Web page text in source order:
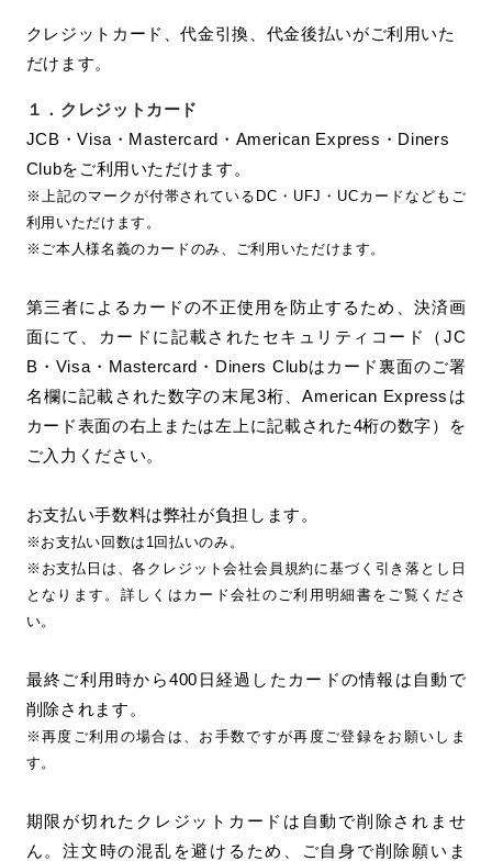
クレジットカード、代金引換、代金後払いがご利用いた
だけます。
１． クレジットカード
JCB・Visa・Mastercard・American Express・Diners
Clubをご利用いただけます。
※上記のマークが付帯されているDC・UFJ・UCカードなどもご
利用いただけます。
※ご本人様名義のカードのみ、ご利用いただけます。
第三者によるカードの不正使用を防止するため、決済画
面にて、カードに記載されたセキュリティコード（JC
B・Visa・Mastercard・Diners Clubはカード裏面のご署
名欄に記載された数字の末尾3桁、American Expressは
カード表面の右上または左上に記載された4桁の数字）を
ご入力ください。
お支払い手数料は弊社が負担します。
※お支払い回数は1回払いのみ。
※お支払日は、各クレジット会社会員規約に基づく引き落とし日
となります。詳しくはカード会社のご利用明細書をご覧くださ
い。
最終ご利用時から400日経過したカードの情報は自動で
削除されます。
※再度ご利用の場合は、お手数ですが再度ご登録をお願いしま
す。
期限が切れたクレジットカードは自動で削除されませ
ん。注文時の混乱を避けるため、ご自身で削除願いま